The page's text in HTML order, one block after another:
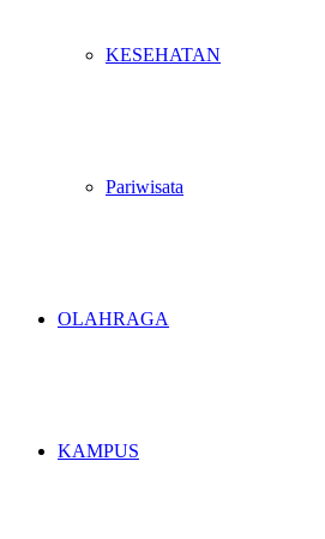
KESEHATAN
Pariwisata
OLAHRAGA
KAMPUS